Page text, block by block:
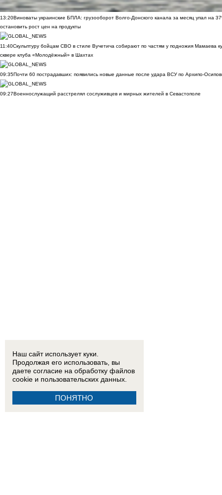
13:20Виноваты украинские БПЛА: грузооборот Волго-Донского канала за месяц упал на
остановить рост цен на продукты
11:40Скульптуру бойцам СВО в стиле Вучетича собирают по частям у подножия Мамаева
сквере клуба «Молодёжный» в Шахтах
09:35Почти 60 пострадавших: появились новые данные после удара ВСУ по Архипо-
09:27Военнослужащий расстрелял сослуживцев и мирных жителей в Севастополе
Наш сайт использует куки.
Продолжая его использовать, вы
даете согласие на обработку файлов
cookie и пользовательских данных.
ПОНЯТНО